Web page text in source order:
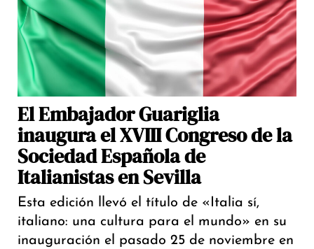
El Embajador Guariglia
inaugura el XVIII Congreso de la
Sociedad Española de
Italianistas en Sevilla
Esta edición llevó el título de «Italia sí,
italiano: una cultura para el mundo» en su
inauguración el pasado 25 de noviembre en